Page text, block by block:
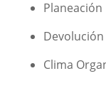
Planeación
Clima